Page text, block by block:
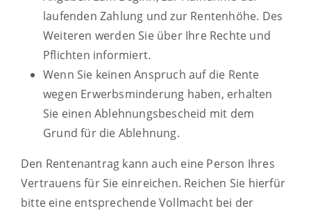
laufenden Zahlung und zur Rentenhöhe. Des
Weiteren werden Sie über Ihre Rechte und
Pflichten informiert.
Wenn Sie keinen Anspruch auf die Rente
wegen Erwerbsminderung haben, erhalten
Sie einen Ablehnungsbescheid mit dem
Grund für die Ablehnung.
Den Rentenantrag kann auch eine Person Ihres
Vertrauens für Sie einreichen. Reichen Sie hierfür
bitte eine entsprechende Vollmacht bei der